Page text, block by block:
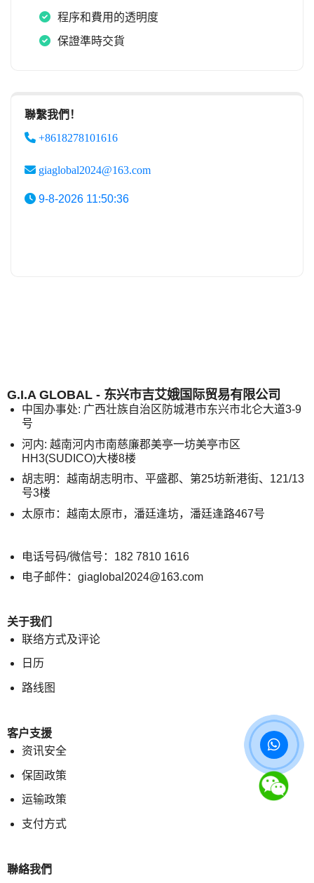
程序和費用的透明度
保證準時交貨
聯繫我們！
+8618278101616
giaglobal2024@163.com
9-8-2026 11:50:36
G.I.A GLOBAL - 东兴市吉艾娥国际贸易有限公司
中国办事处: 广西壮族自治区防城港市东兴市北仑大道3-9
号
河内: 越南河内市南慈廉郡美亭一坊美亭市区
HH3(SUDICO)大楼8楼
胡志明：越南胡志明市、平盛郡、第25坊新港街、121/13
号3楼
太原市：越南太原市，潘廷逢坊，潘廷逢路467号
电话号码/微信号：182 7810 1616
电子邮件：giaglobal2024@163.com
关于我们
联络方式及评论
日历
路线图
客户支援
资讯安全
保固政策
运输政策
支付方式
聯絡我們